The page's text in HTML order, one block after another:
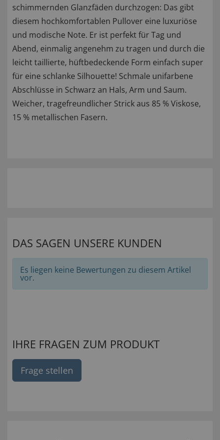
schimmernden Glanzfäden durchzogen: Das gibt
diesem hochkomfortablen Pullover eine luxuriöse
und modische Note. Er ist perfekt für Tag und
Abend, einmalig angenehm zu tragen und durch die
leicht taillierte, hüftbedeckende Form einfach super
für eine schlanke Silhouette! Schmale unifarbene
Abschlüsse in Schwarz an Hals, Arm und Saum.
Weicher, tragefreundlicher Strick aus 85 % Viskose,
15 % metallischen Fasern.
DAS SAGEN UNSERE KUNDEN
Es liegen keine Bewertungen zu diesem Artikel
vor.
IHRE FRAGEN ZUM PRODUKT
Frage stellen